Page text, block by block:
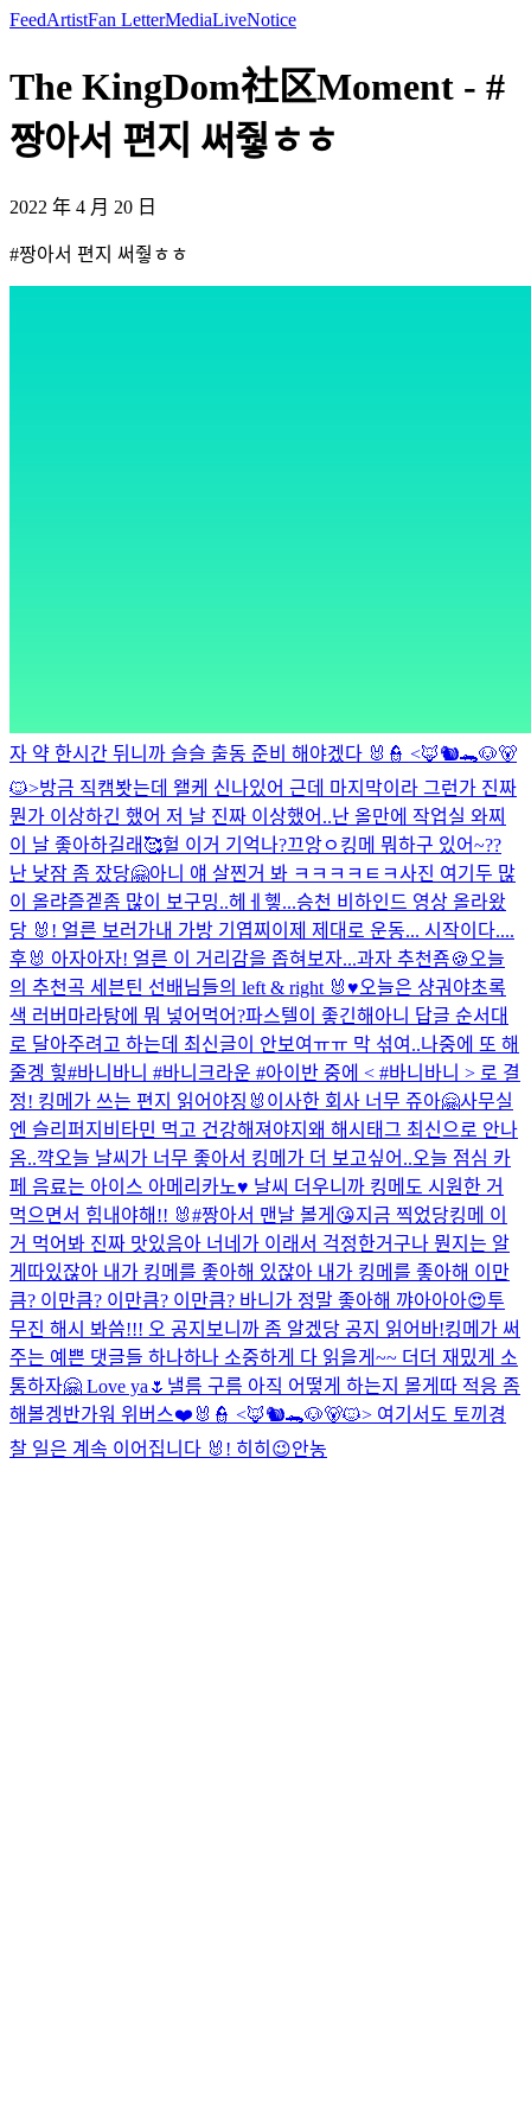
FeedArtistFan LetterMediaLiveNotice
The KingDom社区Moment - #
짱아서 편지 써줳ㅎㅎ
2022 年 4 月 20 日
#짱아서 편지 써줳ㅎㅎ
자 약 한시간 뒤니까 슬슬 출동 준비 해야겠다 🐰👮 <🦊🐿️🐊🐶🐻
🐱>방금 직캠봣는데 왤케 신나있어 근데 마지막이라 그런가 진짜
뭔가 이상하긴 했어 저 날 진짜 이상했어..난 올만에 작업실 와찌
이 날 좋아하길래🥰헐 이거 기억나?끄앙ㅇ 킹메 뭐하구 있어~??
난 낮잠 좀 잤당🤗아니 얘 살찐거 봐 ㅋㅋㅋㅋㅌㅋ사진 여기두 많
이 올랴즐겥좀 많이 보구밍..헤ㅔ헿...승천 비하인드 영상 올라왔
당 🐰! 얼른 보러가내 가방 기엽찌 이제 제대로 운동... 시작이다....
후🐰 아자아자! 얼른 이 거리감을 좁혀보자...과자 추천죰🍪 오늘
의 추천곡 세븐틴 선배님들의 left & right 🐰♥️오늘은 샹궈야초록
색 러버 마라탕에 뭐 넣어먹어?파스텔이 좋긴해 아니 답글 순서대
로 달아주려고 하는데 최신글이 안보여ㅠㅠ 막 섞여..나중에 또 해
줄겡 힣#바니바니 #바니크라운 #아이반 중에 < #바니바니 > 로 결
정! 킹메가 쓰는 편지 읽어야징🐰 이사한 회사 너무 쥬아🤗사무실
엔 슬리퍼지 비타민 먹고 건강해져야지 왜 해시태그 최신으로 안나
옴..꺅오늘 날씨가 너무 좋아서 킹메가 더 보고싶어..오늘 점심 카
페 음료는 아이스 아메리카노♥️ 날씨 더우니까 킹메도 시원한 거
먹으면서 힘내야해!! 🐰#짱아서 맨날 볼게😘지금 찍었당킹메 이
거 먹어봐 진짜 맛있음아 너네가 이래서 걱정한거구나 뭔지는 알
게따있잖아 내가 킹메를 좋아해 있잖아 내가 킹메를 좋아해 이만
큼? 이만큼? 이만큼? 이만큼? 바니가 정말 좋아해 꺄아아아😍투
무진 해시 봐씀!!! 오 공지보니까 좀 알겠당 공지 읽어바!킹메가 써
주는 예쁜 댓글들 하나하나 소중하게 다 읽을게~~ 더더 재밌게 소
통하자🤗 Love ya🌷 낼름 구름 아직 어떻게 하는지 몰게따 적응 좀
해볼겡반가워 위버스❤️ 🐰👮 <🦊🐿️🐊🐶🐻🐱> 여기서도 토끼경
찰 일은 계속 이어집니다 🐰! 히히 😉안농